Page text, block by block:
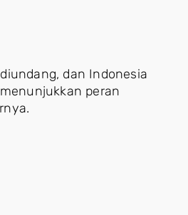
dan Indonesia
peran